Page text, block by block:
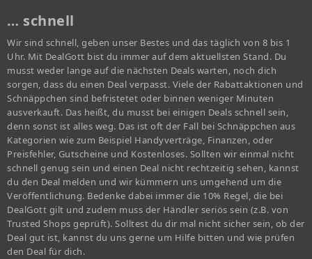
… schnell
Wir sind schnell, geben unser Bestes und das täglich von 8 bis 1
Uhr. Mit DealGott bist du immer auf dem aktuellsten Stand. Du
musst weder lange auf die nächsten Deals warten, noch dich
sorgen, dass du einen Deal verpasst. Viele der Rabattaktionen und
Schnäppchen sind befristetet oder binnen weniger Minuten
ausverkauft. Das heißt, du musst bei einigen Deals schnell sein,
denn sonst ist alles weg. Das ist oft der Fall bei Schnäppchen aus
Kategorien wie zum Beispiel Handyverträge, Finanzen, oder
Preisfehler, Gutscheine und Kostenloses. Sollten wir einmal nicht
schnell genug sein und einen Deal nicht rechtzeitig sehen, kannst
du den Deal melden und wir kümmern uns umgehend um die
Veröffentlichung. Bedenke dabei immer die 10% Regel, die bei
DealGott gilt und zudem muss der Händler seriös sein (z.B. von
Trusted Shops geprüft). Solltest du dir mal nicht sicher sein, ob der
Deal gut ist, kannst du uns gerne um Hilfe bitten und wie prüfen
den Deal für dich.